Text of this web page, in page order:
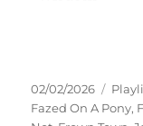
Veröffentlicht
am
02/02/2026
Fazed On A Pony,